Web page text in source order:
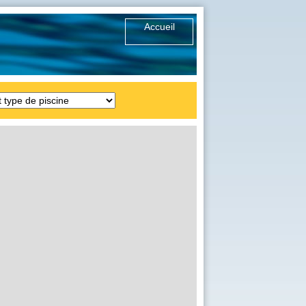
Accueil